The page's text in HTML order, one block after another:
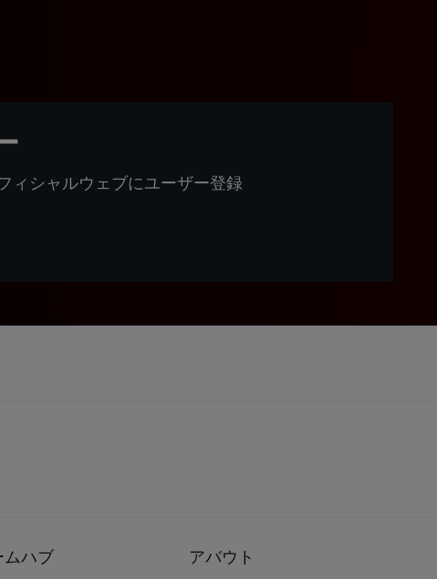
ィシャルウェブにユーザー登録
ムハブ アバウト